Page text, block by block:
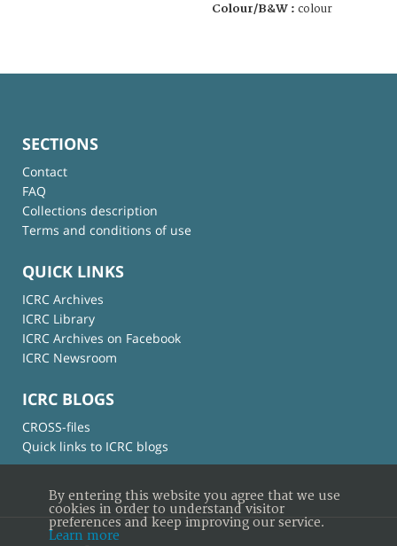
Colour/B&W : colour
SECTIONS
Contact
FAQ
Collections description
Terms and conditions of use
QUICK LINKS
ICRC Archives
ICRC Library
ICRC Archives on Facebook
ICRC Newsroom
ICRC BLOGS
CROSS-files
Quick links to ICRC blogs
By entering this website you agree that we use
cookies in order to understand visitor
preferences and keep improving our service.
Learn more